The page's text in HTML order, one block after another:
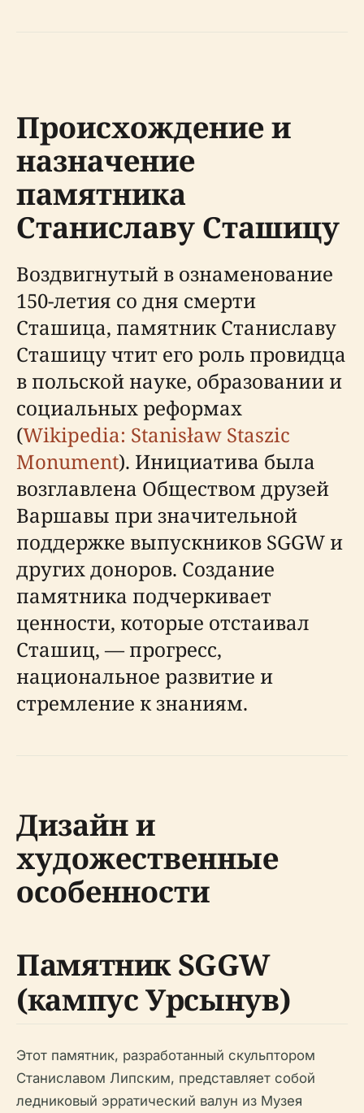
Происхождение и
назначение
памятника
Станиславу Сташицу
Воздвигнутый в ознаменование
150-летия со дня смерти
Сташица, памятник Станиславу
Сташицу чтит его роль провидца
в польской науке, образовании и
социальных реформах
(Wikipedia: Stanisław Staszic
Monument). Инициатива была
возглавлена Обществом друзей
Варшавы при значительной
поддержке выпускников SGGW и
других доноров. Создание
памятника подчеркивает
ценности, которые отстаивал
Сташиц, — прогресс,
национальное развитие и
стремление к знаниям.
Дизайн и
художественные
особенности
Памятник SGGW
(кампус Урсынув)
Этот памятник, разработанный скульптором
Станиславом Липским, представляет собой
ледниковый эрратический валун из Музея